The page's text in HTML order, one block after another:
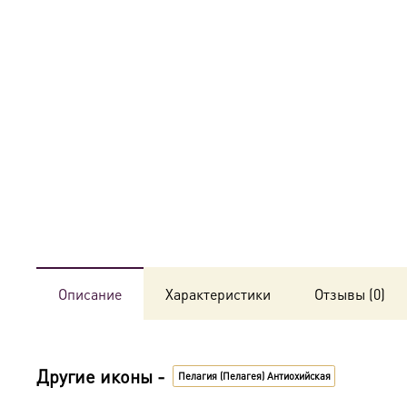
Описание Характеристики Отзывы (0)
Другие иконы - Пелагия (Пелагея) Антиохийская